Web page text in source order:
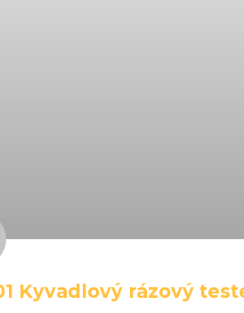
Kyvadlový rázový